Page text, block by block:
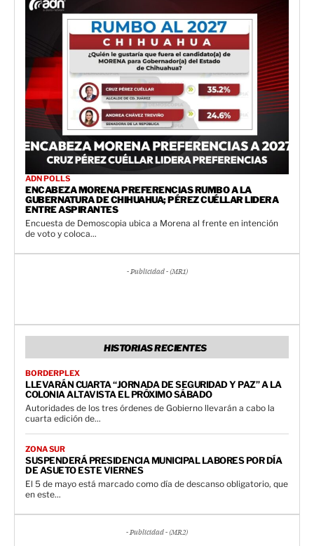
ADN POLLS
ENCABEZA MORENA PREFERENCIAS RUMBO A LA
GUBERNATURA DE CHIHUAHUA; PÉREZ CUÉLLAR LIDERA
ENTRE ASPIRANTES
Encuesta de Demoscopia ubica a Morena al frente en intención
de voto y coloca...
- Publicidad - (MR1)
HISTORIAS RECIENTES
BORDERPLEX
LLEVARÁN CUARTA “JORNADA DE SEGURIDAD Y PAZ” A LA
COLONIA ALTAVISTA EL PRÓXIMO SÁBADO
Autoridades de los tres órdenes de Gobierno llevarán a cabo la
cuarta edición de...
ZONA SUR
SUSPENDERÁ PRESIDENCIA MUNICIPAL LABORES POR DÍA
DE ASUETO ESTE VIERNES
El 5 de mayo está marcado como día de descanso obligatorio, que
en este...
- Publicidad - (MR2)